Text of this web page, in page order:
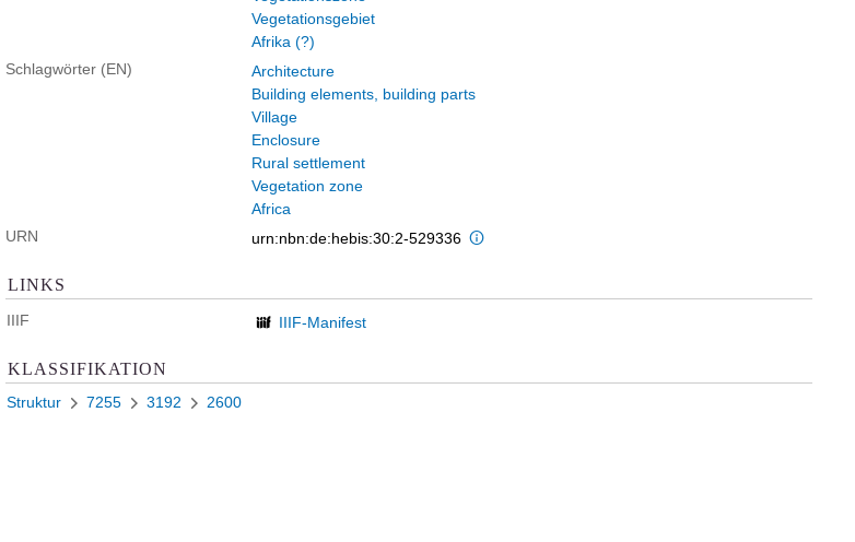
Vegetationsgebiet
Afrika (?)
Schlagwörter (EN)
Architecture
Building elements, building parts
Village
Enclosure
Rural settlement
Vegetation zone
Africa
URN
urn:nbn:de:hebis:30:2-529336
LINKS
IIIF IIIF-Manifest
KLASSIFIKATION
Struktur 7255 3192 2600